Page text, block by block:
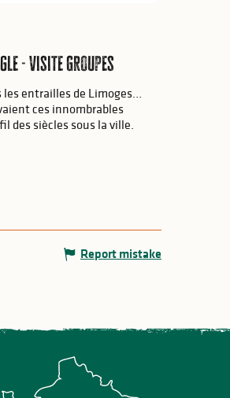
- Visite Groupes
entrailles de Limoges…
ces innombrables
des siècles sous la ville.
Report mistake